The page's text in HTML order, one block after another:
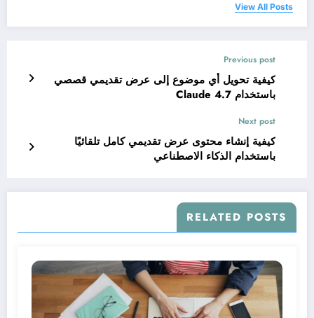
View All Posts
Previous post
كيفية تحويل أي موضوع إلى عرض تقديمي قصصي
باستخدام Claude 4.7
Next post
كيفية إنشاء محتوى عرض تقديمي كامل تلقائيًا
باستخدام الذكاء الاصطناعي
RELATED POSTS